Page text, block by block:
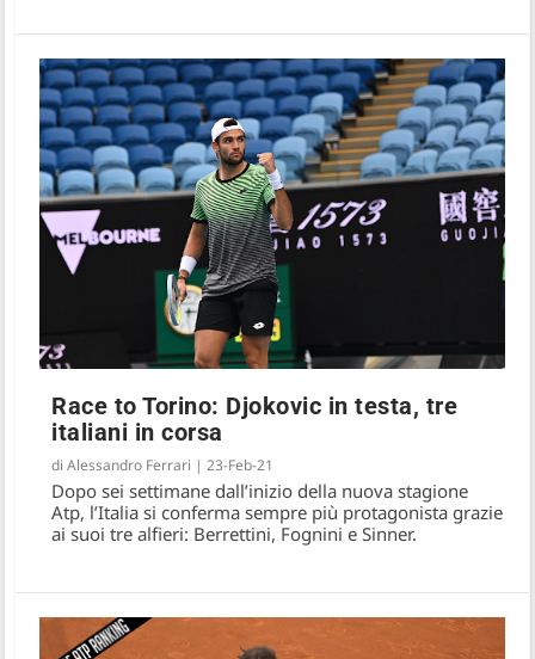
Race to Torino: Djokovic in testa, tre
italiani in corsa
diAlessandro Ferrari |23-Feb-21
Dopo sei settimane dall’inizio della nuova stagione
Atp, l’Italia si conferma sempre più protagonista grazie
ai suoi tre alfieri: Berrettini, Fognini e Sinner.